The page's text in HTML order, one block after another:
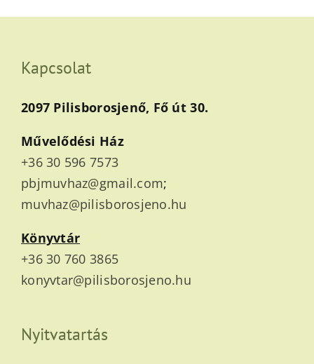
Kapcsolat
2097 Pilisborosjenő, Fő út 30.
Művelődési Ház
+36 30 596 7573
pbjmuvhaz@gmail.com;
muvhaz@pilisborosjeno.hu
Könyvtár
+36 30 760 3865
konyvtar@pilisborosjeno.hu
Nyitvatartás